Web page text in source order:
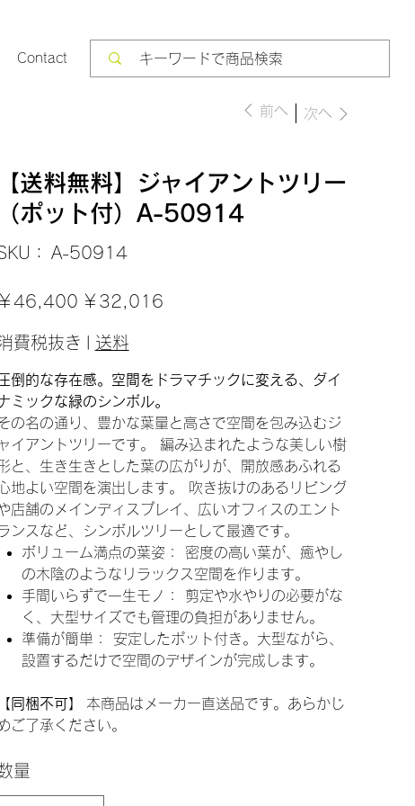
Contact
前へ 次へ
【送料無料】ジャイアントツリー
（ポット付）A-50914
：
A-
50914
A-50914
の
￥46,400
ー
￥32,016
費税抜き 送料
倒的な存在感。空間をドラマチックに変える、ダイ
ミックな緑のシンボル。
の名の通り、豊かな葉量と高さで空間を包み込むジ
イアントツリーです。 編み込まれたような美しい樹
と、生き生きとした葉の広がりが、開放感あふれる
地よい空間を演出します。 吹き抜けのあるリビング
店舗のメインディスプレイ、広いオフィスのエント
ンスなど、シンボルツリーとして最適です。
ボリューム満点の葉姿： 密度の高い葉が、癒やし
の木陰のようなリラックス空間を作ります。
手間いらずで一生モノ： 剪定や水やりの必要がな
く、大型サイズでも管理の負担がありません。
準備が簡単： 安定したポット付き。大型ながら、
設置するだけで空間のデザインが完成します。
【同梱不可】
本商品はメーカー直送品です。あらかじ
ご了承ください。
量